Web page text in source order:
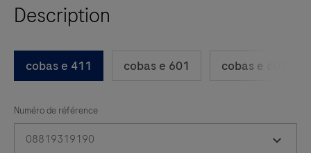
arrow
to
scroll
the
tabs
Description
cobas e 411 cobas e 601 cobas e 602
Numéro de référence
08819319190